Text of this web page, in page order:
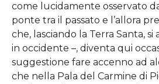
come lucidamente osservato
ponte tra il passato e l’allora
che, lasciando la Terra Santa,
in occidente –, diventa qui
suggestione fare accenno ad
che nella Pala del Carmine di